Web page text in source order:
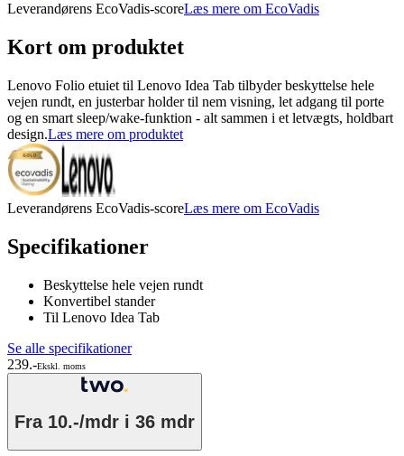
Leverandørens EcoVadis-scoreLæs mere om EcoVadis
Kort om produktet
Lenovo Folio etuiet til Lenovo Idea Tab tilbyder beskyttelse hele
vejen rundt, en justerbar holder til nem visning, let adgang til porte
og en smart sleep/wake-funktion - alt sammen i et letvægts, holdbart
design.Læs mere om produktet
Leverandørens EcoVadis-scoreLæs mere om EcoVadis
Specifikationer
Beskyttelse hele vejen rundt
Konvertibel stander
Til Lenovo Idea Tab
Se alle specifikationer
239.-Ekskl. moms
Fra 10.-/mdr i 36 mdr